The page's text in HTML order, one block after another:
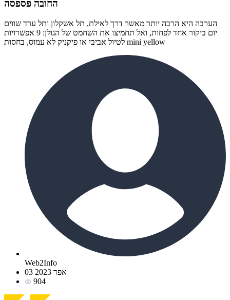
החובה פספסה
הערבה היא הרבה יותר מאשר דרך לאילת, תל אשקלון ותל ערד שווים
יום ביקור אחד לפחות, ואל תחמיצו את השחמט של הגולן: 9 אפשרויות
לטיול אביבי או פיקניק לא עמוס, בחסות mini yellow
Web2Info
03 אפר 2023
904